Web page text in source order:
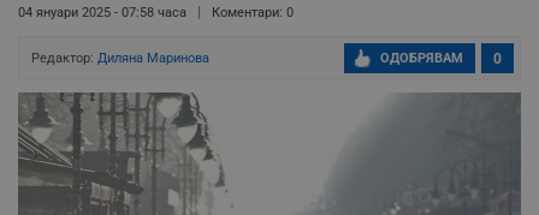
04 януари 2025 - 07:58 часа Коментари: 0
Редактор: Диляна Маринова 0
ОДОБРЯВАМ